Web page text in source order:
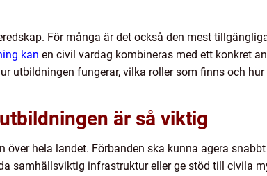
För många är det också den mest
kan en civil vardag kombineras med ett konkret
utbildningen fungerar, vilka roller som finns och
är så viktig
hela landet. Förbanden ska kunna agera
samhällsviktig infrastruktur eller ge stöd till civila